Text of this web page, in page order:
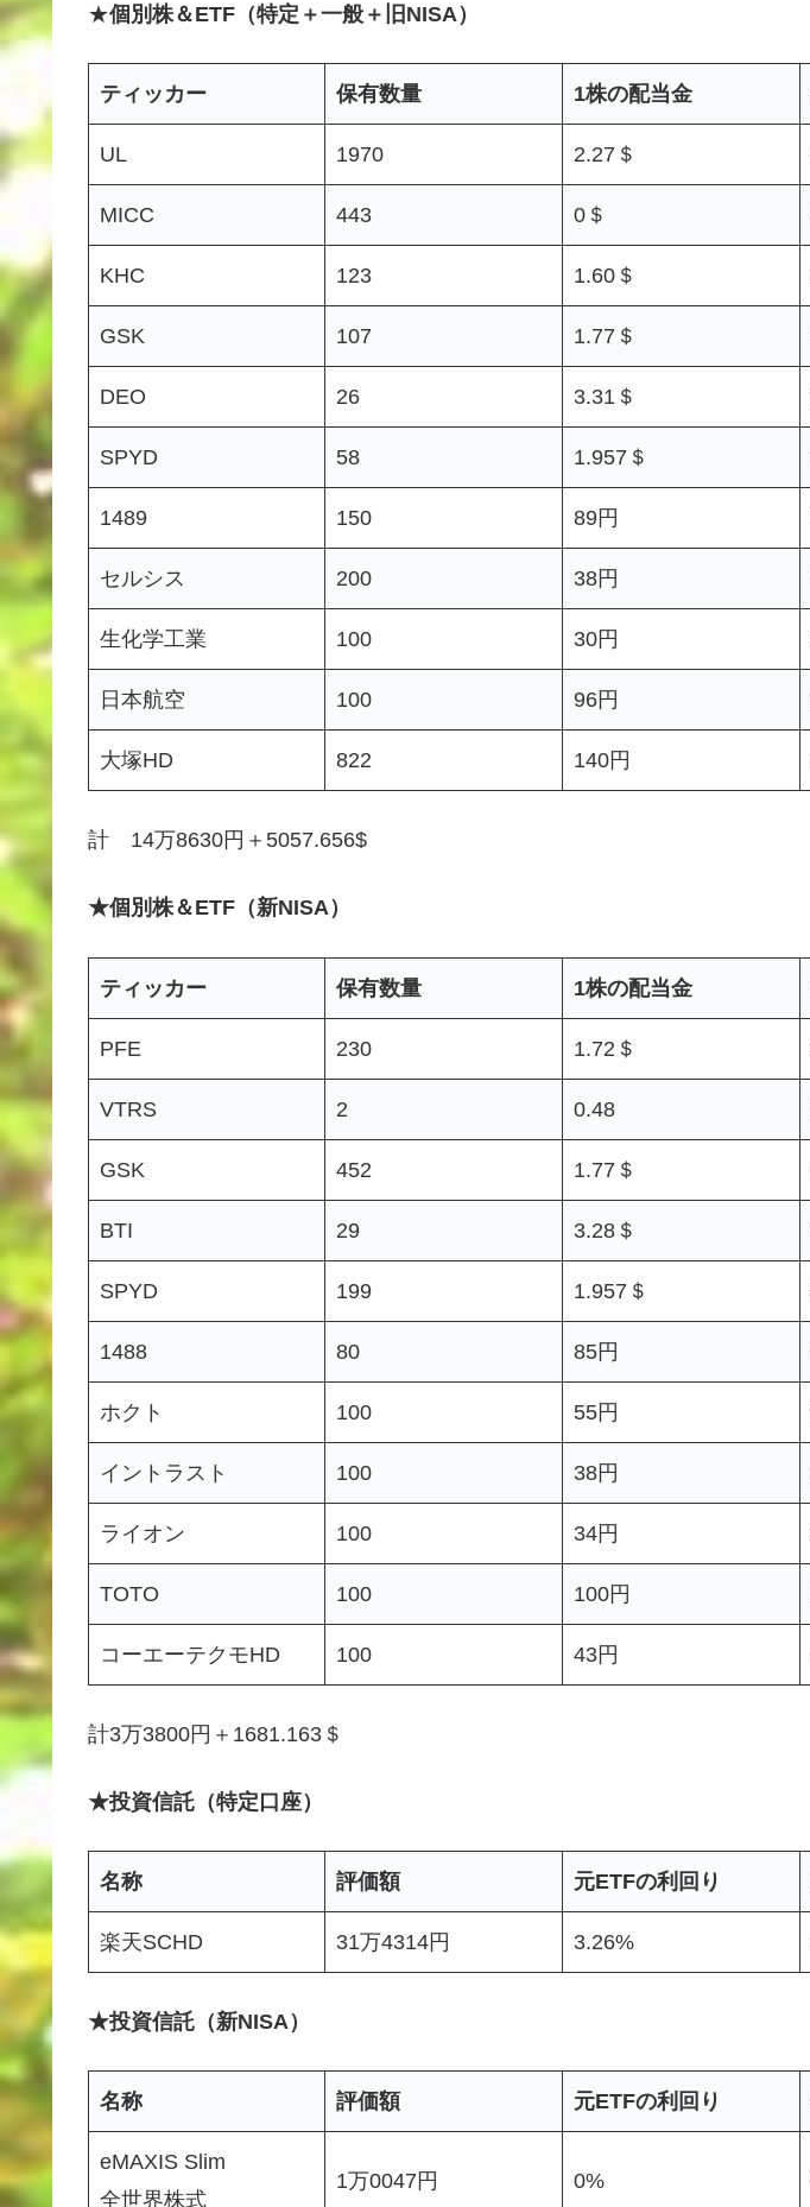
★個別株＆ETF（特定＋一般＋旧NISA）
ティッカー 保有数量 1株の配当金
UL 1970 2.27＄
MICC 443 0＄
KHC 123 1.60＄
GSK 107 1.77＄
DEO 26 3.31＄
SPYD 58 1.957＄
1489 150 89円
セルシス 200 38円
生化学工業 100 30円
日本航空 100 96円
大塚HD 822 140円
計 14万8630円＋5057.656$
★個別株＆ETF（新NISA）
ティッカー 保有数量 1株の配当金
PFE 230 1.72＄
VTRS 2 0.48
GSK 452 1.77＄
BTI 29 3.28＄
SPYD 199 1.957＄
1488 80 85円
ホクト 100 55円
イントラスト 100 38円
ライオン 100 34円
TOTO 100 100円
コーエーテクモHD 100 43円
計3万3800円＋1681.163＄
★投資信託（特定口座）
名称 評価額 元ETFの利回り
楽天SCHD 31万4314円 3.26%
★投資信託（新NISA）
名称 評価額 元ETFの利回り
eMAXIS Slim
全世界株式
1万0047円 0%